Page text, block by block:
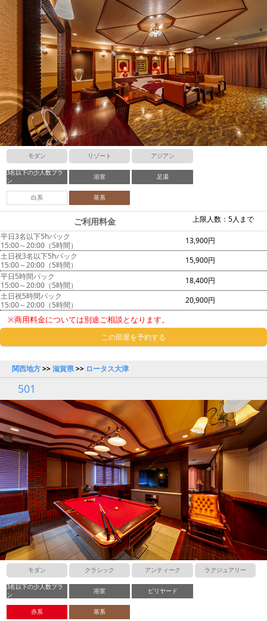
モダン リゾート アジアン
3名以下の少人数プラ
ン
浴室 足湯
白系 茶系
上限人数：5人まで
ご利用料金
平日3名以下5hパック
15:00～20:00（5時間）
13,900円
土日祝3名以下5hパック
15:00～20:00（5時間）
15,900円
平日5時間パック
15:00～20:00（5時間）
18,400円
土日祝5時間パック
15:00～20:00（5時間）
20,900円
※商用料金については別途ご相談となります。
この部屋を予約する
関西地方>>滋賀県>> ロータス大津
501
モダン クラシック アンティーク ラグジュアリー
3名以下の少人数プラ
ン
浴室 ビリヤード
赤系 茶系